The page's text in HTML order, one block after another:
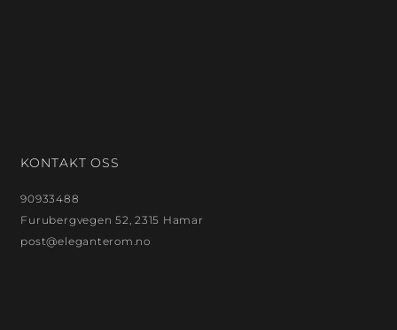
KONTAKT OSS
90933488
Furubergvegen 52, 2315 Hamar
post@eleganterom.no